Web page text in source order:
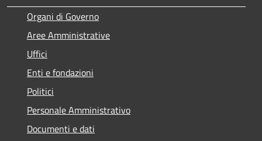
Organi di Governo
Aree Amministrative
Uffici
Enti e fondazioni
Politici
Personale Amministrativo
Documenti e dati